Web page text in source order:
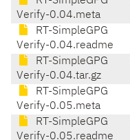
Verify-0.04.meta
RT-SimpleGPG
Verify-0.04.readme
RT-SimpleGPG
Verify-0.04.tar.gz
RT-SimpleGPG
Verify-0.05.meta
RT-SimpleGPG
Verify-0.05.readme